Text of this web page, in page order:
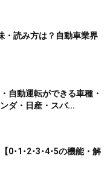
・読み方は？自動車業界
自動運転ができる車種・
ダ・日産・スバ...
0･1･2･3･4･5の機能・解